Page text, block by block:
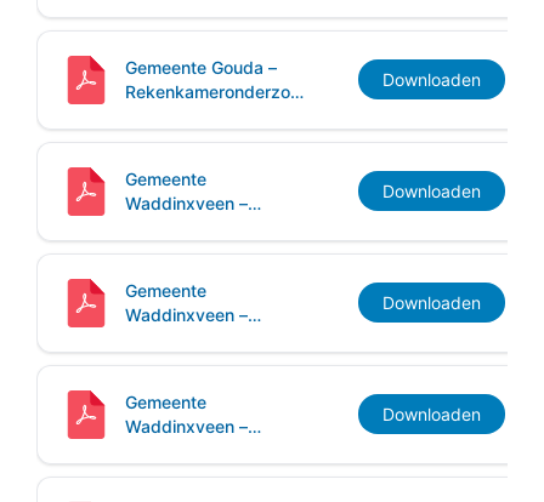
Gemeente Gouda –
Rekenkameronderzoek
Downloaden
Gemeente
Waddinxveen –
Archivering
Downloaden
Gemeente
Waddinxveen –
Inwonersparticipatie
Downloaden
Gemeente
Waddinxveen –
Sturen op indicatoren
Downloaden